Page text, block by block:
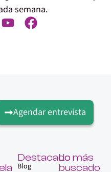
semana.
Agendar entrevista
Destacado
Blog
Lo más
buscado